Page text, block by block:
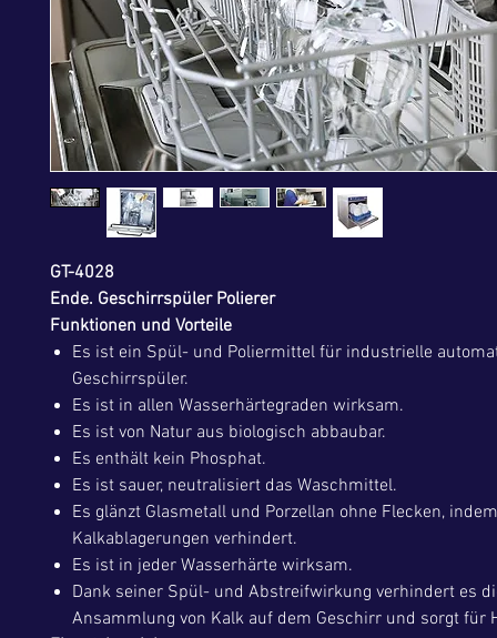
GT-4028
Ende. Geschirrspüler Polierer
Funktionen und Vorteile
Es ist ein Spül- und Poliermittel für industrielle
Geschirrspüler.
Es ist in allen Wasserhärtegraden wirksam.
Es ist von Natur aus biologisch abbaubar.
Es enthält kein Phosphat.
Es ist sauer, neutralisiert das Waschmittel.
Es glänzt Glasmetall und Porzellan ohne Flecken,
Kalkablagerungen verhindert.
Es ist in jeder Wasserhärte wirksam.
Dank seiner Spül- und Abstreifwirkung verhindert es
Ansammlung von Kalk auf dem Geschirr und sorgt für